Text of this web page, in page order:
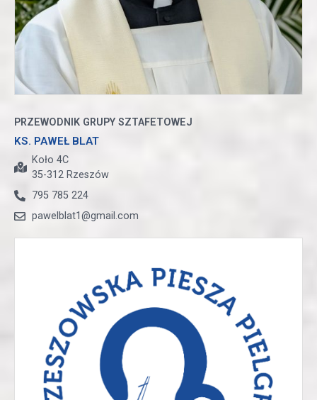
PRZEWODNIK GRUPY SZTAFETOWEJ
KS. PAWEŁ BLAT
Koło 4C
35-312 Rzeszów
795 785 224
pawelblat1@gmail.com